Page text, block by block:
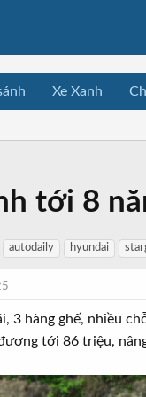
Xe Xanh
tới 8
g
autodaily hyundai
3 hàng ghế, nhiều
tới 86 triệu,